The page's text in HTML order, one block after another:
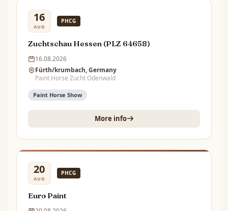
16
AUG
PHCG
Zuchtschau Hessen (PLZ 64658)
16.08.2026
Fürth/krumbach, Germany
Paint Horse Zucht Odenwald
Paint Horse Show
More info
20
AUG
PHCG
Euro Paint